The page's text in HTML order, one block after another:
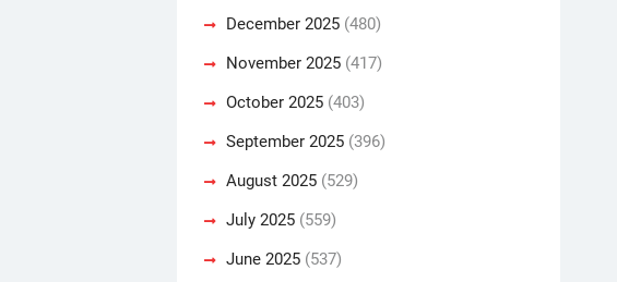
December 2025 (480)
November 2025 (417)
October 2025 (403)
September 2025 (396)
August 2025 (529)
July 2025 (559)
June 2025 (537)